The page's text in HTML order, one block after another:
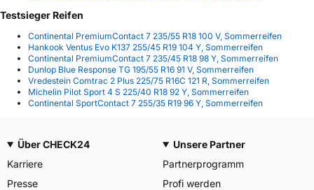
Testsieger Reifen
Continental PremiumContact 7 235/55 R18 100 V, Sommerreifen
Hankook Ventus Evo K137 255/45 R19 104 Y, Sommerreifen
Continental PremiumContact 7 235/45 R18 98 Y, Sommerreifen
Dunlop Blue Response TG 195/55 R16 91 V, Sommerreifen
Vredestein Comtrac 2 Plus 225/75 R16C 121 R, Sommerreifen
Michelin Pilot Sport 4 S 225/40 R18 92 Y, Sommerreifen
Continental SportContact 7 255/35 R19 96 Y, Sommerreifen
Über CHECK24
Karriere
Presse
Unsere Partner
Partnerprogramm
Profi werden